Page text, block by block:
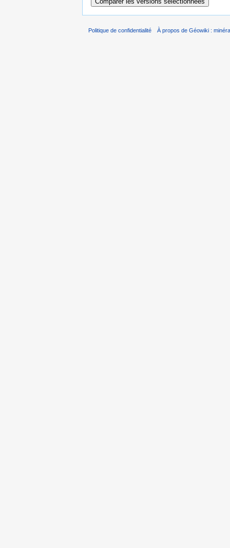
Politique de confidentialité À propos de Géowiki :